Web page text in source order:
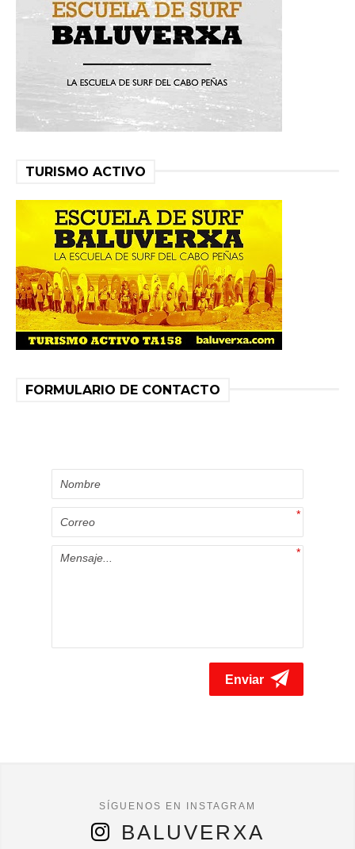
TURISMO ACTIVO
FORMULARIO DE CONTACTO
BALUVERXA